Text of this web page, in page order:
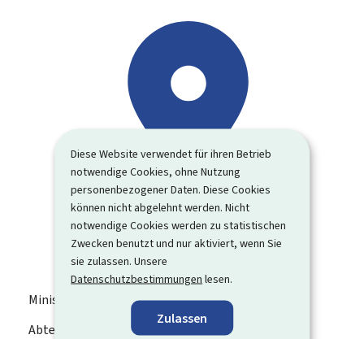
Diese Website verwendet für ihren Betrieb
notwendige Cookies, ohne Nutzung
personenbezogener Daten. Diese Cookies
können nicht abgelehnt werden. Nicht
notwendige Cookies werden zu statistischen
Zwecken benutzt und nur aktiviert, wenn Sie
sie zulassen. Unsere
Datenschutzbestimmungen lesen.
Zulassen
Ministerium für Arbeit
Abteilung Vorruhestand